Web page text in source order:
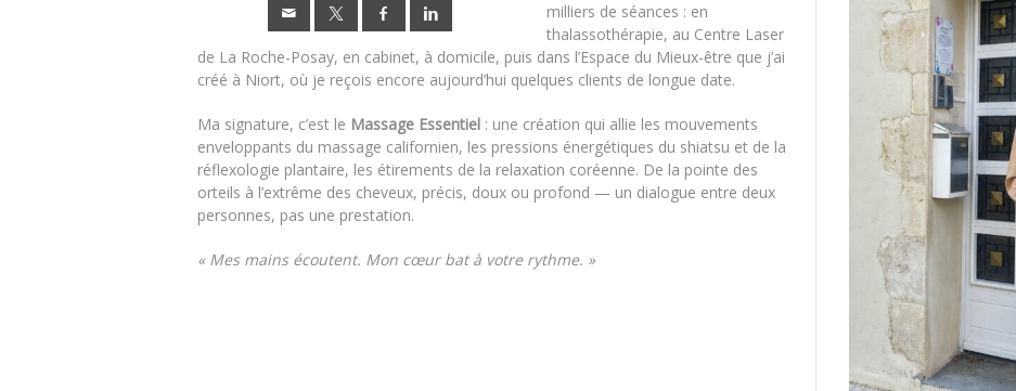
milliers de séances : en
thalassothérapie, au Centre Laser
de La Roche-Posay, en cabinet, à domicile, puis dans l’Espace du Mieux-être que j’ai
créé à Niort, où je reçois encore aujourd’hui quelques clients de longue date.
Ma signature, c’est le Massage Essentiel : une création qui allie les mouvements
enveloppants du massage californien, les pressions énergétiques du shiatsu et de la
réflexologie plantaire, les étirements de la relaxation coréenne. De la pointe des
orteils à l’extrême des cheveux, précis, doux ou profond — un dialogue entre deux
personnes, pas une prestation.
« Mes mains écoutent. Mon cœur bat à votre rythme. »